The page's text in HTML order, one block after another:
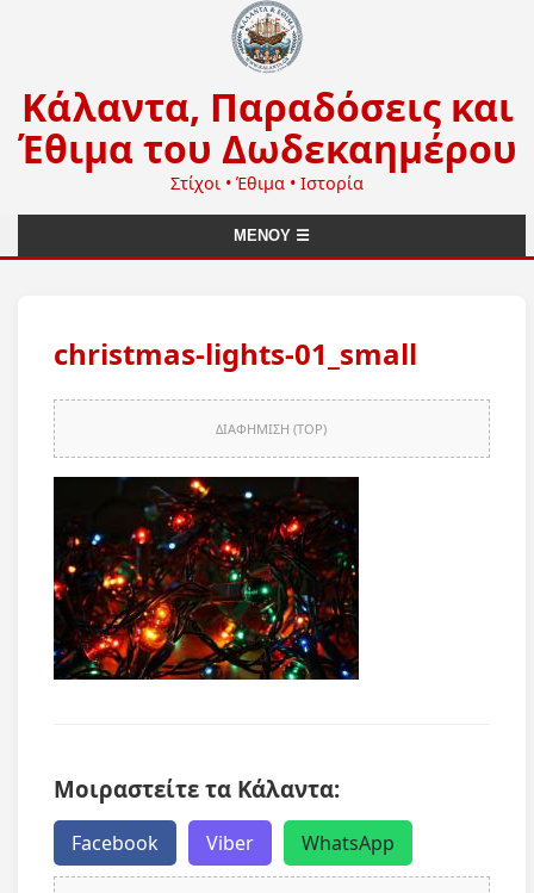
Κάλαντα, Παραδόσεις και
Έθιμα του Δωδεκαημέρου
Στίχοι • Έθιμα • Ιστορία
ΜΕΝΟΥ ☰
christmas-lights-01_small
ΔΙΑΦΗΜΙΣΗ (TOP)
Μοιραστείτε τα Κάλαντα:
Facebook Viber WhatsApp